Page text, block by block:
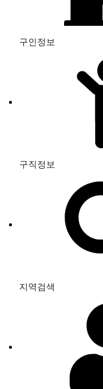
구인정보
구직정보
지역검색